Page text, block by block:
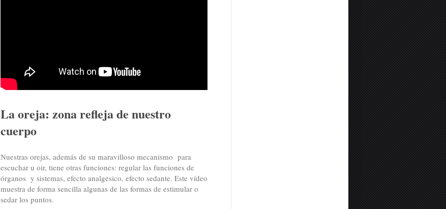
La oreja: zona refleja de nuestro
cuerpo
Nuestras orejas, además de su maravilloso mecanismo para
escuchar u oir, tiene otras funciones: regular las funciones de
órganos y sistemas, efecto analgesico, efecto sedante. Este vídeo
muestra de forma sencilla algunas de las formas de estimular o
sedar los puntos.